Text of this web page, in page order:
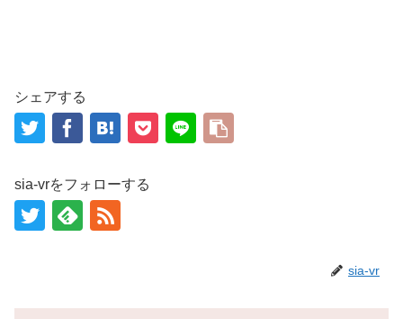
シェアする
sia-vrをフォローする
sia-vr